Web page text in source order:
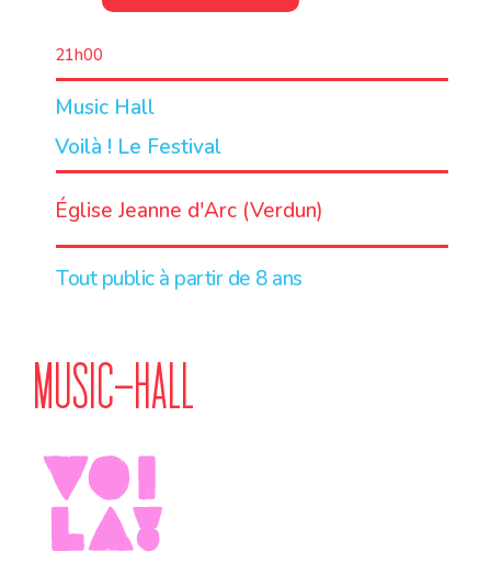
21h00
Music Hall
Voilà ! Le Festival
LIEU
Église Jeanne d'Arc (Verdun)
Tout public à partir de 8 ans
MUSIC-HALL